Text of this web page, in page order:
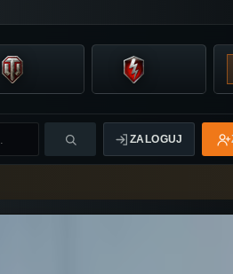
ZALOGUJ